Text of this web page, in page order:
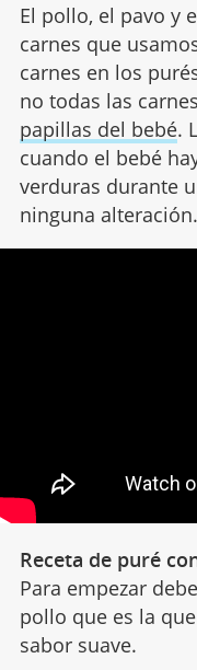
El pollo, el pavo y
carnes que
carnes en los
no todas las
papillas del bebé.
cuando el bebé
verduras durante
ninguna alteración.
Receta de puré
Para empezar
pollo que es la
sabor suave.